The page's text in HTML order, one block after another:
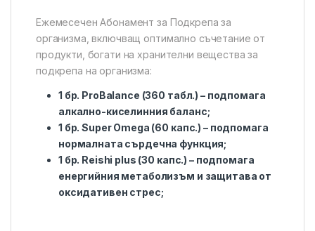
Ежемесечен Абонамент за Подкрепа за
организма, включващ оптимално съчетание от
продукти, богати на хранителни вещества за
подкрепа на организма:
1 бр. ProBalance (360 табл.) – подпомага
алкално-киселинния баланс;
1 бр. Super Omega (60 капс.) – подпомага
нормалната сърдечна функция;
1 бр. Reishi plus (30 капс.) – подпомага
енергийния метаболизъм и защитава от
оксидативен стрес;